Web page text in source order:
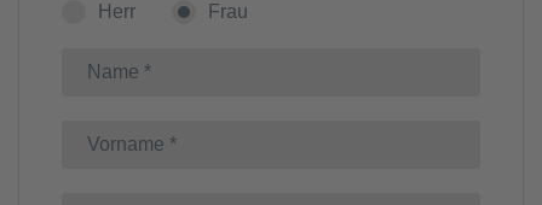
Herr Frau